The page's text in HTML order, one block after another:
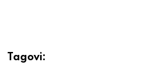
Tagovi: